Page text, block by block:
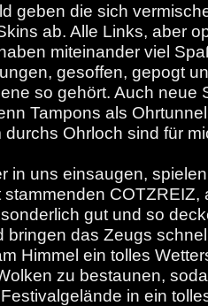
geben die sich
ab. Alle Links, aber
miteinander viel
gesoffen, gepogt
so gehört. Auch neue
Tampons als
Ohrloch sind für
in uns einsaugen,
COTZREIZ,
gut und so
bringen das Zeugs
Himmel ein tolles
zu bestaunen,
in ein